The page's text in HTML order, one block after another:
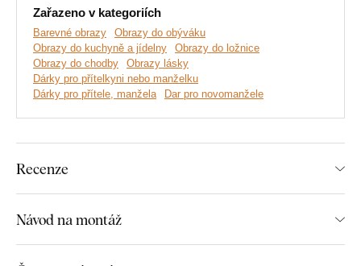
desce. Používáme přitom
boku elegantní tmavě hnědý okraj, který ještě více zvýrazní
Zařazeno v kategoriích
Barevné obrazy
Obrazy do obýváku
Obrazy do kuchyně a jídelny
Obrazy do ložnice
Obrazy do chodby
Obrazy lásky
Dárky pro přítelkyni nebo manželku
Dárky pro přítele, manžela
Dar pro novomanžele
Recenze
Návod na montáž